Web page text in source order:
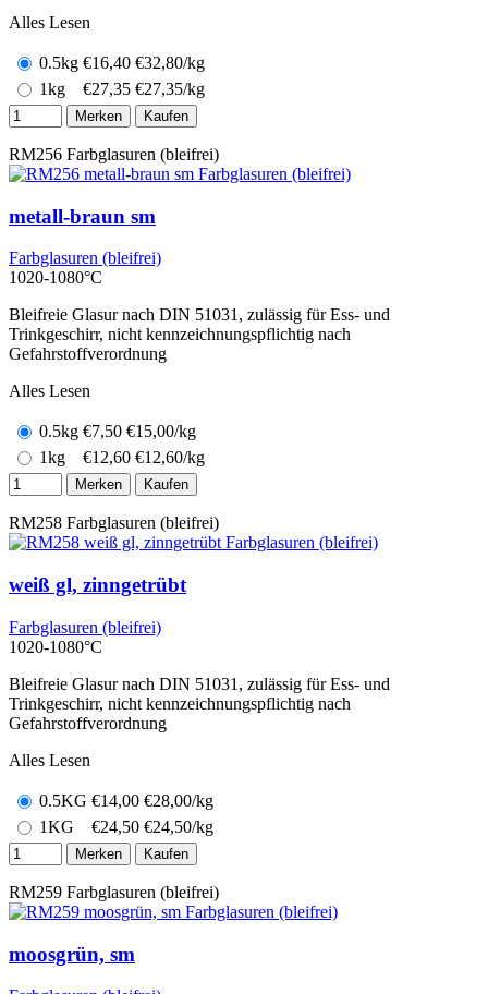
Alles Lesen
0.5kg €16,40 €32,80/kg
1kg
€27,35 €27,35/kg
Merken Kaufen
RM256 Farbglasuren (bleifrei)
metall-braun sm
Farbglasuren (bleifrei)
1020-1080°C
Bleifreie Glasur nach DIN 51031, zulässig für Ess- und
Trinkgeschirr, nicht kennzeichnungspflichtig nach
Gefahrstoffverordnung
Alles Lesen
0.5kg €7,50 €15,00/kg
1kg
€12,60 €12,60/kg
Merken Kaufen
RM258 Farbglasuren (bleifrei)
weiß gl, zinngetrübt
Farbglasuren (bleifrei)
1020-1080°C
Bleifreie Glasur nach DIN 51031, zulässig für Ess- und
Trinkgeschirr, nicht kennzeichnungspflichtig nach
Gefahrstoffverordnung
Alles Lesen
0.5KG €14,00 €28,00/kg
1KG
€24,50 €24,50/kg
Merken Kaufen
RM259 Farbglasuren (bleifrei)
moosgrün, sm